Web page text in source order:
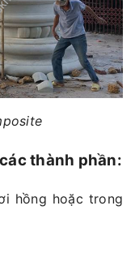
thành phần:
hồng hoặc trong